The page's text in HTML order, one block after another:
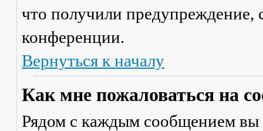
что получили предупреждение,
конференции.
Вернуться к началу
Как мне пожаловаться на
Рядом с каждым сообщением вы